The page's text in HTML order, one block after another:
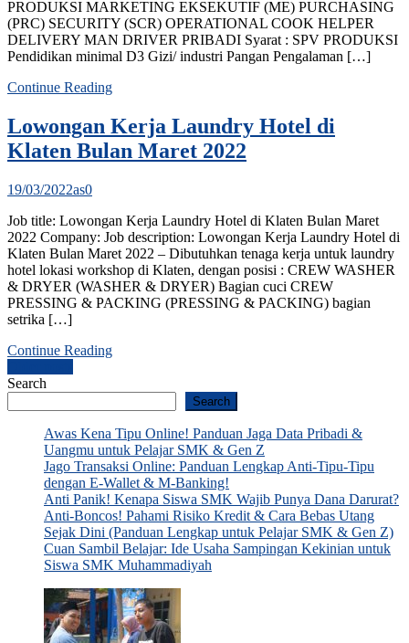
PRODUKSI MARKETING EKSEKUTIF (ME) PURCHASING
(PRC) SECURITY (SCR) OPERATIONAL COOK HELPER
DELIVERY MAN DRIVER PRIBADI Syarat : SPV PRODUKSI
Pendidikan minimal D3 Gizi/ industri Pangan Pengalaman […]
Continue Reading
Lowongan Kerja Laundry Hotel di
Klaten Bulan Maret 2022
19/03/2022as0
Job title: Lowongan Kerja Laundry Hotel di Klaten Bulan Maret
2022 Company: Job description: Lowongan Kerja Laundry Hotel di
Klaten Bulan Maret 2022 – Dibutuhkan tenaga kerja untuk laundry
hotel lokasi workshop di Klaten, dengan posisi : CREW WASHER
& DRYER (WASHER & DRYER) Bagian cuci CREW
PRESSING & PACKING (PRESSING & PACKING) bagian
setrika […]
Continue Reading
Posts
navigation
Search
Search
Awas Kena Tipu Online! Panduan Jaga Data Pribadi &
Uangmu untuk Pelajar SMK & Gen Z
Jago Transaksi Online: Panduan Lengkap Anti-Tipu-Tipu
dengan E-Wallet & M-Banking!
Anti Panik! Kenapa Siswa SMK Wajib Punya Dana Darurat?
Anti-Boncos! Pahami Risiko Kredit & Cara Bebas Utang
Sejak Dini (Panduan Lengkap untuk Pelajar SMK & Gen Z)
Cuan Sambil Belajar: Ide Usaha Sampingan Kekinian untuk
Siswa SMK Muhammadiyah